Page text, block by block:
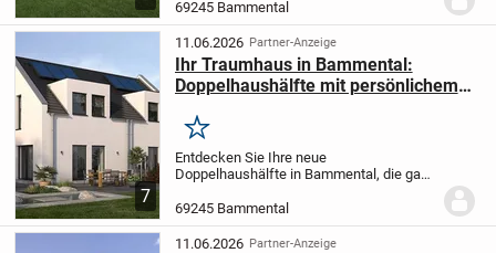
wird. Mit einer großzügigen Wohnfläche
von 88,34 m² und einem Grundstück von
550 m²...
69245 Bammental
7
11.06.2026 Partner-Anzeige
Ihr Traumhaus in Bammental:
Doppelhaushälfte mit persönlichem
Merken
Entdecken Sie Ihre neue
Doppelhaushälfte in Bammental, die ganz
projektiert wird. Diese moderne und
energieeffiziente Immobilie bietet Ihnen
auf zwei Etagen eine...
69245 Bammental
11.06.2026 Partner-Anzeige